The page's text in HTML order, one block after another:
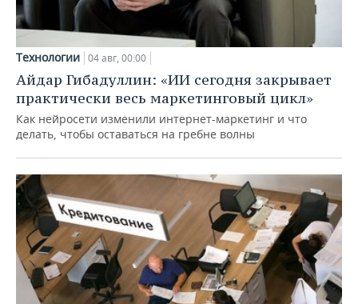
Технологии 04 авг, 00:00
Айдар Гибадуллин: «ИИ сегодня закрывает
практически весь маркетинговый цикл»
Как нейросети изменили интернет-маркетинг и что
делать, чтобы оставаться на гребне волны